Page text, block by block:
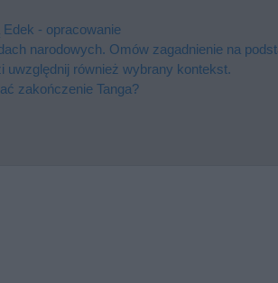
Edek - opracowanie
narodowych. Omów zagadnienie na
uwzględnij również wybrany kontekst.
zakończenie Tanga?